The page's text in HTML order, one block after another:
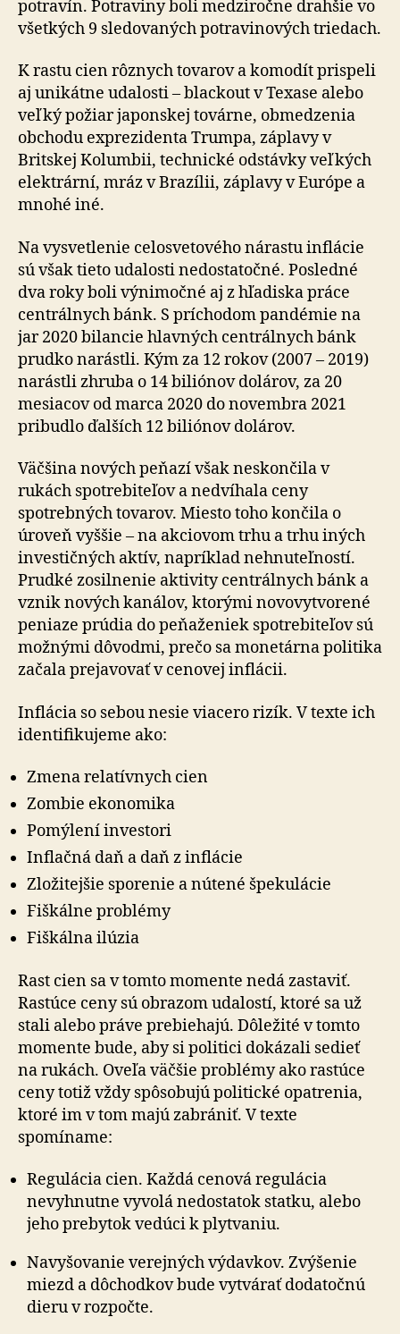
potravín. Potraviny boli medziročne drahšie vo
všetkých 9 sledovaných potravinových triedach.
K rastu cien rôznych tovarov a komodít prispeli
aj unikátne udalosti – blackout v Texase alebo
veľký požiar japonskej továrne, obmedzenia
obchodu exprezidenta Trumpa, záplavy v
Britskej Kolumbii, technické odstávky veľkých
elektrární, mráz v Brazílii, záplavy v Európe a
mnohé iné.
Na vysvetlenie celosvetového nárastu inflácie
sú však tieto udalosti nedostatočné. Posledné
dva roky boli výnimočné aj z hľadiska práce
centrálnych bánk. S príchodom pandémie na
jar 2020 bilancie hlavných centrálnych bánk
prudko narástli. Kým za 12 rokov (2007 – 2019)
narástli zhruba o 14 biliónov dolárov, za 20
mesiacov od marca 2020 do novembra 2021
pribudlo ďalších 12 biliónov dolárov.
Väčšina nových peňazí však neskončila v
rukách spotrebiteľov a nedvíhala ceny
spotrebných tovarov. Miesto toho končila o
úroveň vyššie – na akciovom trhu a trhu iných
investičných aktív, napríklad nehnuteľností.
Prudké zosilnenie aktivity centrálnych bánk a
vznik nových kanálov, ktorými novovytvorené
peniaze prúdia do peňaženiek spotrebiteľov sú
možnými dôvodmi, prečo sa monetárna politika
začala prejavovať v cenovej inflácii.
Inflácia so sebou nesie viacero rizík. V texte ich
identifikujeme ako:
Zmena relatívnych cien
Zombie ekonomika
Pomýlení investori
Inflačná daň a daň z inflácie
Zložitejšie sporenie a nútené špekulácie
Fiškálne problémy
Fiškálna ilúzia
Rast cien sa v tomto momente nedá zastaviť.
Rastúce ceny sú obrazom udalostí, ktoré sa už
stali alebo práve prebiehajú. Dôležité v tomto
momente bude, aby si politici dokázali sedieť
na rukách. Oveľa väčšie problémy ako rastúce
ceny totiž vždy spôsobujú politické opatrenia,
ktoré im v tom majú zabrániť. V texte
spomíname:
Regulácia cien. Každá cenová regulácia
nevyhnutne vyvolá nedostatok statku, alebo
jeho prebytok vedúci k plytvaniu.
Navyšovanie verejných výdavkov. Zvýšenie
miezd a dôchodkov bude vytvárať dodatočnú
dieru v rozpočte.